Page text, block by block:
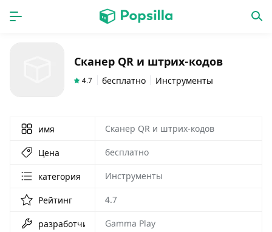
Сканер QR и штрих-кодов
4.7 бесплатно Инструменты
имя Сканер QR и штрих-кодов
Цена бесплатно
категория Инструменты
Рейтинг 4.7
разработчик Gamma Play